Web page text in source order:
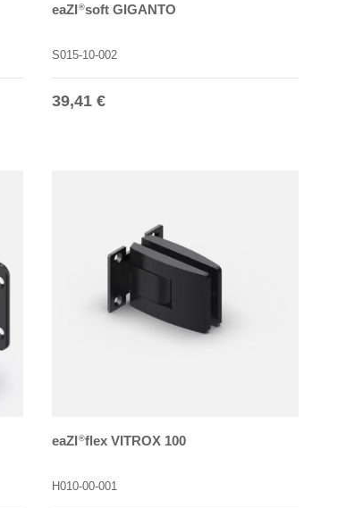
eaZI®soft GIGANTO
S015-10-002
Normaler Preis
39,41 €
eaZI®flex VITROX 100
H010-00-001